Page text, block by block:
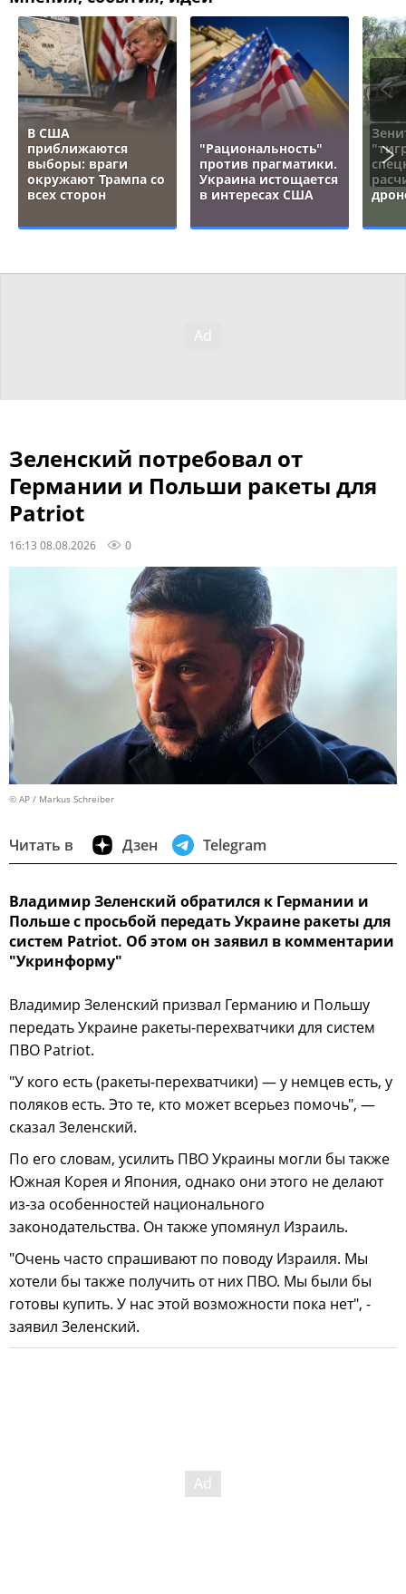
В США
приближаются
выборы: враги
окружают Трампа со
всех сторон
"Рациональность"
против прагматики.
Украина истощается
в интересах США
Зеленский потребовал от
Германии и Польши ракеты для
Patriot
16:13 08.08.2026 0
© AP / Markus Schreiber
Читать в Дзен Telegram
Владимир Зеленский обратился к Германии и
Польше с просьбой передать Украине ракеты для
систем Patriot. Об этом он заявил в комментарии
"Укринформу"
Владимир Зеленский призвал Германию и Польшу
передать Украине ракеты-перехватчики для систем
ПВО Patriot.
"У кого есть (ракеты-перехватчики) — у немцев есть, у
поляков есть. Это те, кто может всерьез помочь", —
сказал Зеленский.
По его словам, усилить ПВО Украины могли бы также
Южная Корея и Япония, однако они этого не делают
из-за особенностей национального
законодательства. Он также упомянул Израиль.
"Очень часто спрашивают по поводу Израиля. Мы
хотели бы также получить от них ПВО. Мы были бы
готовы купить. У нас этой возможности пока нет", -
заявил Зеленский.